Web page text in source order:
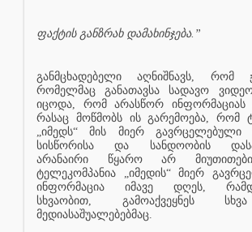
ფაქტის განზრახ დამახინჯება.”
განმცხადებელი აღნიშნავს, რომ
რომელმაც განათავსა სადავო
იცოდა, რომ არასწორ ინფორმაციას
რასაც მოწმობს ის გარემოება, რომ
„იმედს“ მის მიერ გავრცელებული
სისწორისა და სანდოობის
არანაირი წყარო არ
ტელეკომპანია „იმედის“ მიერ
ინფორმაცია იმავე დღეს,
სხვაობით, გამოაქვეყნეს
მედიასაშუალებებმაც.